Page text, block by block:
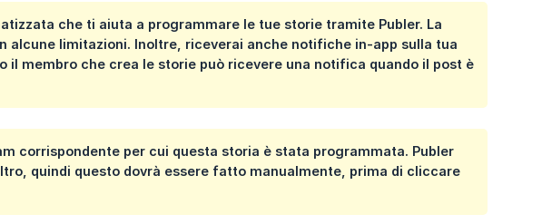
che ti aiuta a programmare le tue storie tramite Publer. La
limitazioni. Inoltre, riceverai anche notifiche in-app sulla tua
il membro che crea le storie può ricevere una notifica quando il post è
corrispondente per cui questa storia è stata programmata. Publer
quindi questo dovrà essere fatto manualmente, prima di cliccare